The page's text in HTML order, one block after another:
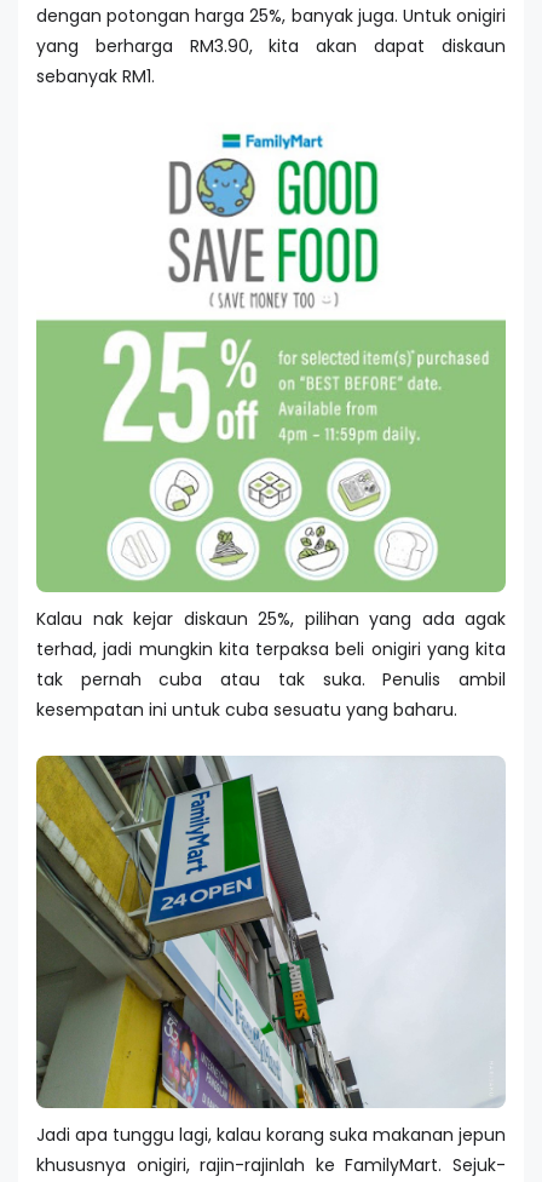
dengan potongan harga 25%, banyak juga. Untuk onigiri
yang berharga RM3.90, kita akan dapat diskaun
sebanyak RM1.
Kalau nak kejar diskaun 25%, pilihan yang ada agak
terhad, jadi mungkin kita terpaksa beli onigiri yang kita
tak pernah cuba atau tak suka. Penulis ambil
kesempatan ini untuk cuba sesuatu yang baharu.
Jadi apa tunggu lagi, kalau korang suka makanan jepun
khususnya onigiri, rajin-rajinlah ke FamilyMart. Sejuk-